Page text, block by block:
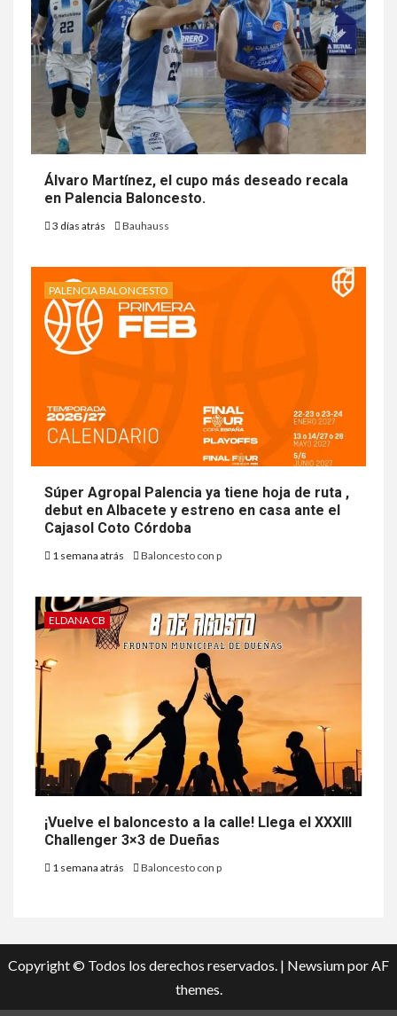
Álvaro Martínez, el cupo más deseado recala
en Palencia Baloncesto.
3 días atrás Bauhauss
PALENCIA BALONCESTO
Súper Agropal Palencia ya tiene hoja de ruta ,
debut en Albacete y estreno en casa ante el
Cajasol Coto Córdoba
1 semana atrás Baloncesto con p
ELDANA CB
¡Vuelve el baloncesto a la calle! Llega el XXXIII
Challenger 3×3 de Dueñas
1 semana atrás Baloncesto con p
Copyright © Todos los derechos reservados. | Newsiumpor AF
themes.